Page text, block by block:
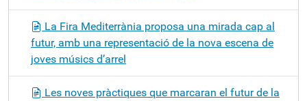
La Fira Mediterrània proposa una mirada cap al
futur, amb una representació de la nova escena de
joves músics d’arrel
Les noves pràctiques que marcaran el futur de la